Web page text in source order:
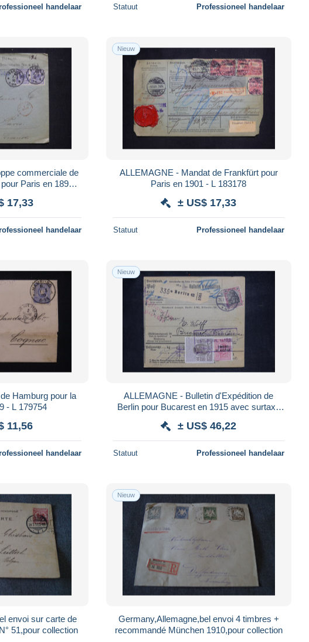
handelaar Statuut Professioneel handelaar
commerciale de
Paris en 1890 -
17,33
handelaar
Nieuw
ALLEMAGNE - Mandat de Frankfürt pour
Paris en 1901 - L 183178
± US$ 17,33
Statuut Professioneel handelaar
Hamburg pour la
- L 179754
11,56
handelaar
Nieuw
ALLEMAGNE - Bulletin d'Expédition de
Berlin pour Bucarest en 1915 avec surtaxe
± US$ 46,22
Statuut Professioneel handelaar
envoi sur carte de
51,pour collection
Nieuw
Germany,Allemagne,bel envoi 4 timbres +
recommandé München 1910,pour collection